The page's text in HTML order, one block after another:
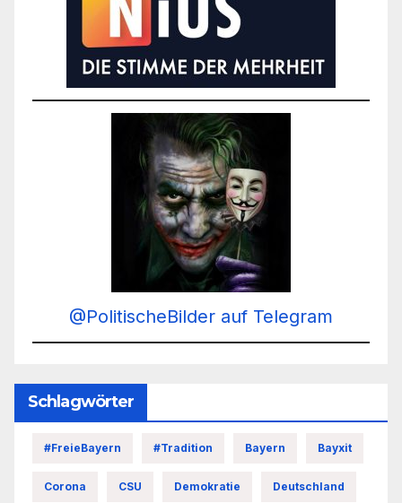
@PolitischeBilder auf Telegram
Schlagwörter
#FreieBayern #Tradition Bayern Bayxit
Corona CSU Demokratie Deutschland